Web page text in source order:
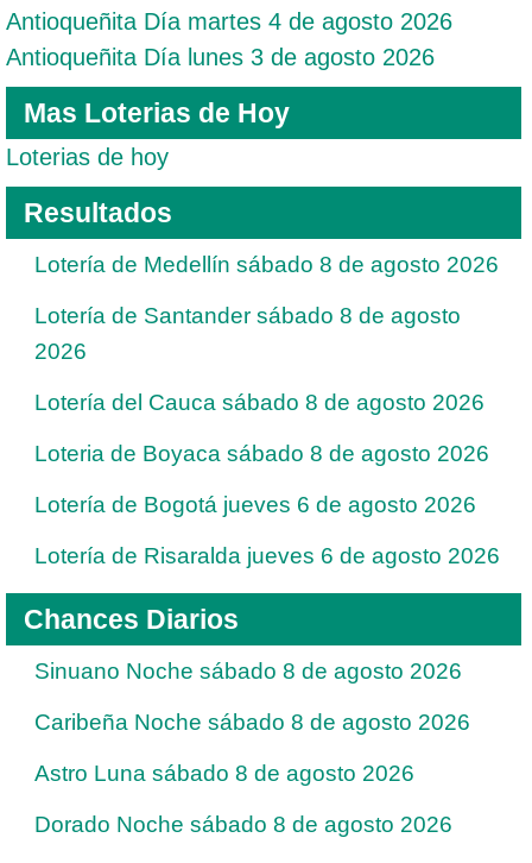
Antioqueñita Día martes 4 de agosto 2026
Antioqueñita Día lunes 3 de agosto 2026
Mas Loterias de Hoy
Loterias de hoy
Resultados
Lotería de Medellín sábado 8 de agosto 2026
Lotería de Santander sábado 8 de agosto
2026
Lotería del Cauca sábado 8 de agosto 2026
Loteria de Boyaca sábado 8 de agosto 2026
Lotería de Bogotá jueves 6 de agosto 2026
Lotería de Risaralda jueves 6 de agosto 2026
Chances Diarios
Sinuano Noche sábado 8 de agosto 2026
Caribeña Noche sábado 8 de agosto 2026
Astro Luna sábado 8 de agosto 2026
Dorado Noche sábado 8 de agosto 2026